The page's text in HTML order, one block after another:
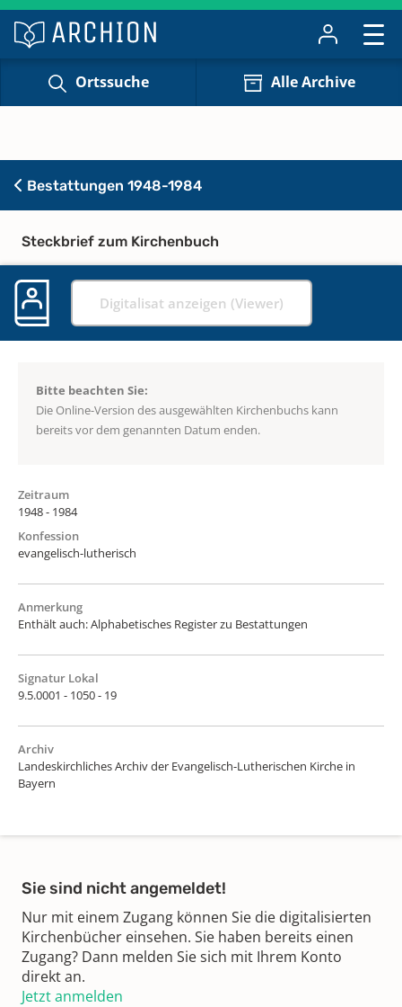
Ortssuche Alle Archive
Bestattungen 1948-1984
Steckbrief zum Kirchenbuch
Digitalisat anzeigen (Viewer)
Bitte beachten Sie:
Die Online-Version des ausgewählten Kirchenbuchs kann
bereits vor dem genannten Datum enden.
Zeitraum
1948 - 1984
Konfession
evangelisch-lutherisch
Anmerkung
Enthält auch: Alphabetisches Register zu Bestattungen
Signatur Lokal
9.5.0001 - 1050 - 19
Archiv
Landeskirchliches Archiv der Evangelisch-Lutherischen Kirche in
Bayern
Sie sind nicht angemeldet!
Nur mit einem Zugang können Sie die digitalisierten
Kirchenbücher einsehen. Sie haben bereits einen
Zugang? Dann melden Sie sich mit Ihrem Konto
direkt an.
Jetzt anmelden